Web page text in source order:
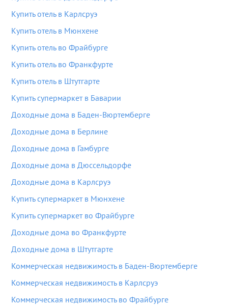
Купить отель в Карлсруэ
Купить отель в Мюнхене
Купить отель во Фрайбурге
Купить отель во Франкфурте
Купить отель в Штутгарте
Купить супермаркет в Баварии
Доходные дома в Баден-Вюртемберге
Доходные дома в Берлине
Доходные дома в Гамбурге
Доходные дома в Дюссельдорфе
Доходные дома в Карлсруэ
Купить супермаркет в Мюнхене
Купить супермаркет во Фрайбурге
Доходные дома во Франкфурте
Доходные дома в Штутгарте
Коммерческая недвижимость в Баден-Вюртемберге
Коммерческая недвижимость в Карлсруэ
Коммерческая недвижимость во Фрайбурге